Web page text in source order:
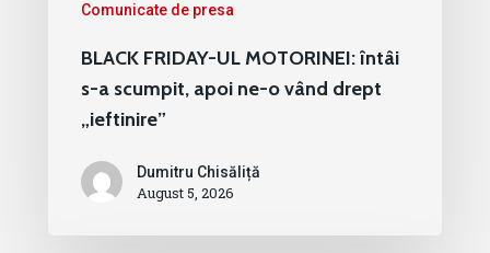
Comunicate de presa
BLACK FRIDAY-UL MOTORINEI: întâi
s-a scumpit, apoi ne-o vând drept
„ieftinire”
Dumitru Chisăliță
August 5, 2026